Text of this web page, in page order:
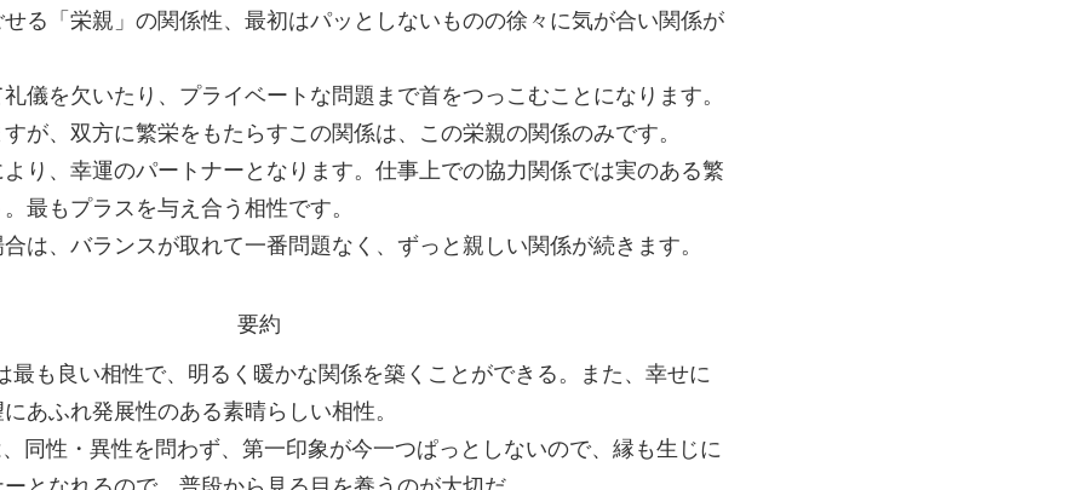
る「栄親」の関係性、最初はパッとしないものの徐々に気が合い関係が
儀を欠いたり、プライベートな問題まで首をつっこむことになります。
が、双方に繁栄をもたらすこの関係は、この栄親の関係のみです。
り、幸運のパートナーとなります。仕事上での協力関係では実のある繁
最もプラスを与え合う相性です。
は、バランスが取れて一番問題なく、ずっと親しい関係が続きます。
要約
最も良い相性で、明るく暖かな関係を築くことができる。また、幸せに
あふれ発展性のある素晴らしい相性。
同性・異性を問わず、第一印象が今一つぱっとしないので、縁も生じに